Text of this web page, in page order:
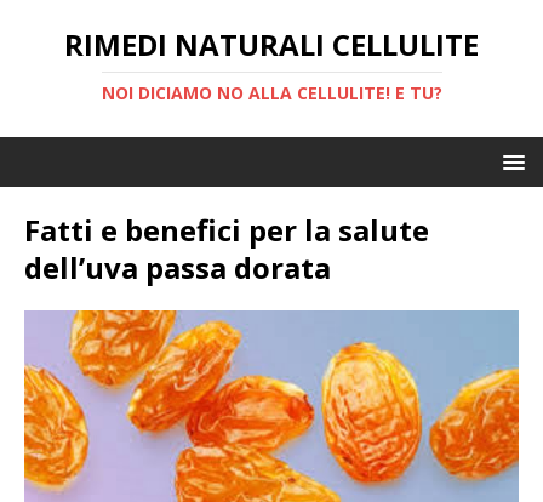
RIMEDI NATURALI CELLULITE
NOI DICIAMO NO ALLA CELLULITE! E TU?
Fatti e benefici per la salute
dell’uva passa dorata